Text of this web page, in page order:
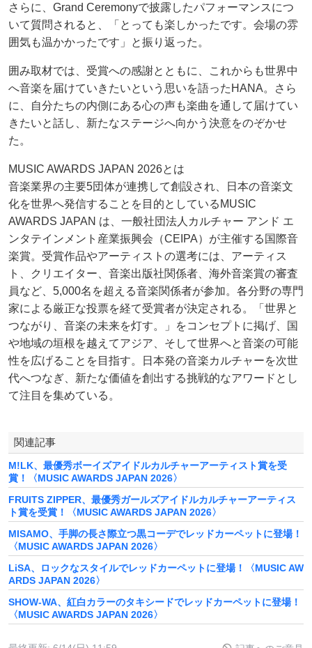
さらに、Grand Ceremonyで披露したパフォーマンスにつ
いて質問されると、「とっても楽しかったです。会場の雰
囲気も温かかったです」と振り返った。
囲み取材では、受賞への感謝とともに、これからも世界中
へ音楽を届けていきたいという思いを語ったHANA。さら
に、自分たちの内側にある心の声も楽曲を通して届けてい
きたいと話し、新たなステージへ向かう決意をのぞかせ
た。
MUSIC AWARDS JAPAN 2026とは
音楽業界の主要5団体が連携して創設され、日本の音楽文
化を世界へ発信することを目的としているMUSIC
AWARDS JAPAN は、一般社団法人カルチャー アンド エ
ンタテインメント産業振興会（CEIPA）が主催する国際音
楽賞。受賞作品やアーティストの選考には、アーティス
ト、クリエイター、音楽出版社関係者、海外音楽賞の審査
員など、5,000名を超える音楽関係者が参加。各分野の専門
家による厳正な投票を経て受賞者が決定される。「世界と
つながり、音楽の未来を灯す。」をコンセプトに掲げ、国
や地域の垣根を越えてアジア、そして世界へと音楽の可能
性を広げることを目指す。日本発の音楽カルチャーを次世
代へつなぎ、新たな価値を創出する挑戦的なアワードとし
て注目を集めている。
関連記事
M!LK、最優秀ボーイズアイドルカルチャーアーティスト賞を受
賞！〈MUSIC AWARDS JAPAN 2026〉
FRUITS ZIPPER、最優秀ガールズアイドルカルチャーアーティス
ト賞を受賞！〈MUSIC AWARDS JAPAN 2026〉
MISAMO、手脚の長さ際立つ黒コーデでレッドカーペットに登場！
〈MUSIC AWARDS JAPAN 2026〉
LiSA、ロックなスタイルでレッドカーペットに登場！〈MUSIC AW
ARDS JAPAN 2026〉
SHOW-WA、紅白カラーのタキシードでレッドカーペットに登場！
〈MUSIC AWARDS JAPAN 2026〉